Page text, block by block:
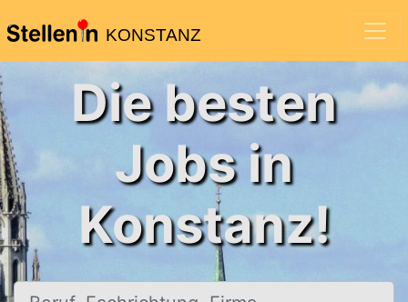
KONSTANZ
Die besten
Jobs in
Konstanz!
Beruf, Fachrichtung, Firma